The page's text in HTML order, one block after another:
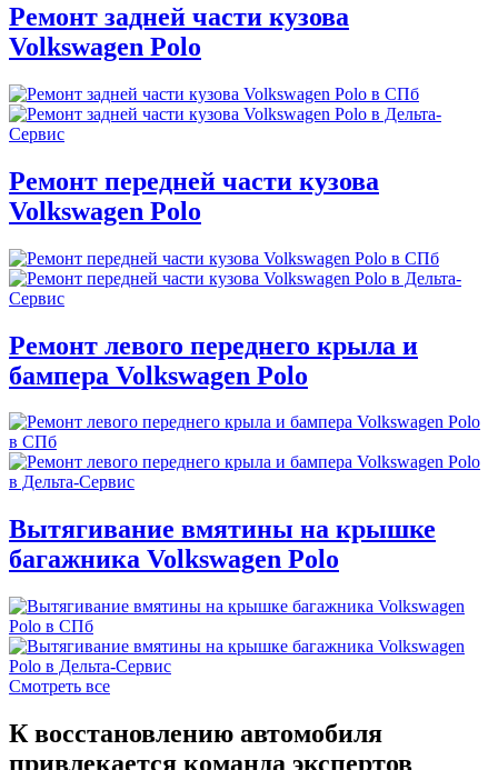
Ремонт задней части кузова
Volkswagen Polo
Ремонт передней части кузова
Volkswagen Polo
Ремонт левого переднего крыла и
бампера Volkswagen Polo
Вытягивание вмятины на крышке
багажника Volkswagen Polo
Смотреть все
К восстановлению автомобиля
привлекается команда экспертов